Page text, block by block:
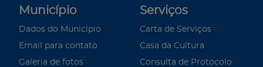
Município
Dados do Município
Email para contato
Galeria de fotos
Serviços
Carta de Serviços
Casa da Cultura
Consulta de Protocolo